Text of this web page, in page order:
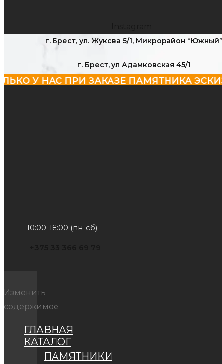
г. Брест, ул. Жукова 5/1, Микрорайон
г. Брест, ул Адамковская 45/1
НАС ПРИ ЗАКАЗЕ ПАМЯТНИКА ЭСКИЗ
10:00-18:00 (пн-сб)
Изменить
содержимое
ГЛАВНАЯ
КАТАЛОГ
ПАМЯТНИКИ